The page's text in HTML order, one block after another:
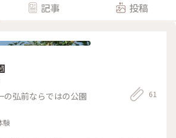
記事 投稿
の弘前ならではの公園
験
61